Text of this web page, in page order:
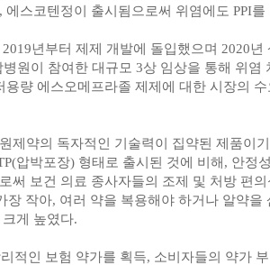
에스코텐정이 출시됨으로써 위염에도 PPI
년부터 제제 개발에 돌입했으며 2020
병원이 참여한 대규모 3상 임상을 통해 위염
용량 에스오메프라졸 제제에 대한 시장의
제약의 독자적인 기술력이 집약된 제품이
압박포장) 형태로 출시된 것에 비해, 안정
써 보건 의료 종사자들의 조제 및 처방 편
장 작아, 여러 약을 복용해야 하거나 알약을
게 높였다.
적인 보험 약가를 획득, 소비자들의 약가